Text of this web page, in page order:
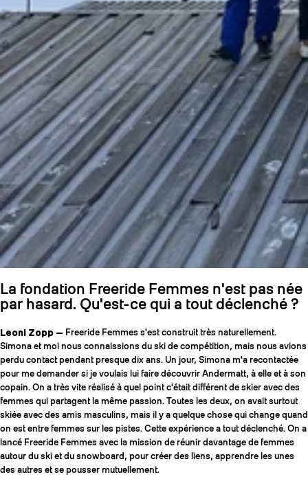
La fondation Freeride Femmes n'est pas née
par hasard. Qu'est-ce qui a tout déclenché ?
Leoni Zopp — Freeride Femmes s'est construit très naturellement.
Simona et moi nous connaissions du ski de compétition, mais nous avions
perdu contact pendant presque dix ans. Un jour, Simona m'a recontactée
pour me demander si je voulais lui faire découvrir Andermatt, à elle et à son
copain. On a très vite réalisé à quel point c'était différent de skier avec des
femmes qui partagent la même passion. Toutes les deux, on avait surtout
skiée avec des amis masculins, mais il y a quelque chose qui change quand
on est entre femmes sur les pistes. Cette expérience a tout déclenché. On a
lancé Freeride Femmes avec la mission de réunir davantage de femmes
autour du ski et du snowboard, pour créer des liens, apprendre les unes
des autres et se pousser mutuellement.